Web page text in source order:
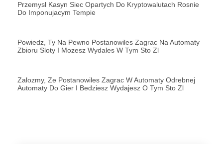
Przemysl Kasyn Siec Opartych Do Kryptowalutach Rosnie
Do Imponujacym Tempie
Powiedz, Ty Na Pewno Postanowiles Zagrac Na Automaty
Zbioru Sloty I Mozesz Wydales W Tym Sto Zl
Zalozmy, Ze Postanowiles Zagrac W Automaty Odrebnej
Automaty Do Gier I Bedziesz Wydajesz O Tym Sto Zl